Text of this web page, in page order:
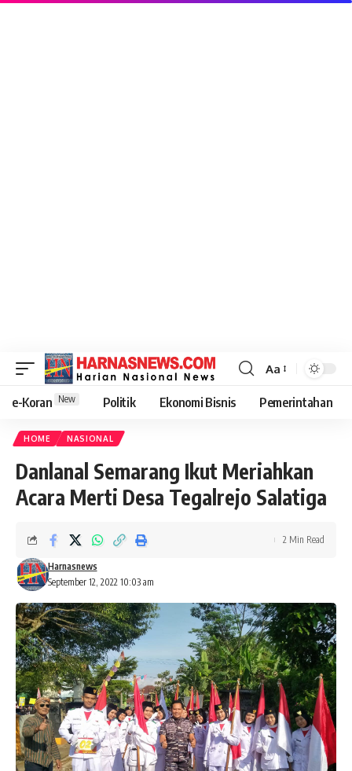
Aa
e-Koran New Politik Ekonomi Bisnis Pemerintahan
HOME NASIONAL
Danlanal Semarang Ikut Meriahkan
Acara Merti Desa Tegalrejo Salatiga
September 12, 2022 10:03 am
Harnasnews
2 Min Read